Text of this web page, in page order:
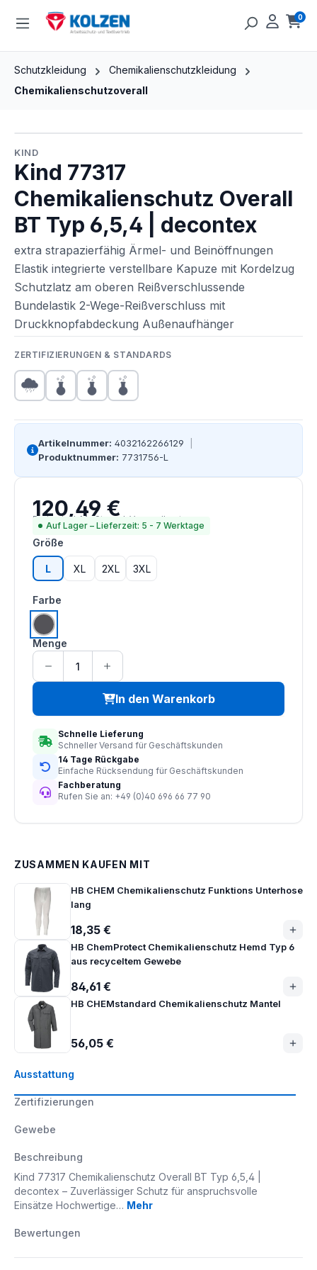
Zum Hauptinhalt springen 0
Schutzkleidung
Chemikalienschutzkleidung
Chemikalienschutzoverall
KIND
Kind 77317
Chemikalienschutz Overall
BT Typ 6,5,4 | decontex
extra strapazierfähig Ärmel- und Beinöffnungen
Elastik integrierte verstellbare Kapuze mit Kordelzug
Schutzlatz am oberen Reißverschlussende
Bundelastik 2-Wege-Reißverschluss mit
Druckknopfabdeckung Außenaufhänger
ZERTIFIZIERUNGEN & STANDARDS
Artikelnummer: 4032162266129
Produktnummer: 7731756-L
Ausstattung
Zertifizierungen
Gewebe
Beschreibung
Kind 77317 Chemikalienschutz Overall BT Typ 6,5,4 |
decontex – Zuverlässiger Schutz für anspruchsvolle
Einsätze Hochwertige… Mehr
Bewertungen
Regulärer Preis:
120,49 €
Preise inkl. MwSt. zzgl. Versandkosten
Auf Lager – Lieferzeit: 5 - 7 Werktage
Größe
L XL 2XL 3XL
Farbe
grau
Menge
In den Warenkorb
Schnelle Lieferung
Schneller Versand für Geschäftskunden
14 Tage Rückgabe
Einfache Rücksendung für Geschäftskunden
Fachberatung
Rufen Sie an: +49 (0)40 696 66 77 90
ZUSAMMEN KAUFEN MIT
HB CHEM Chemikalienschutz Funktions Unterhose
lang
18,35 €
HB ChemProtect Chemikalienschutz Hemd Typ 6
aus recyceltem Gewebe
84,61 €
HB CHEMstandard Chemikalienschutz Mantel
56,05 €